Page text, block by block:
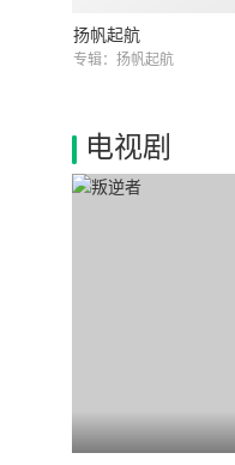
扬帆起航
专辑：扬帆起航
电视剧